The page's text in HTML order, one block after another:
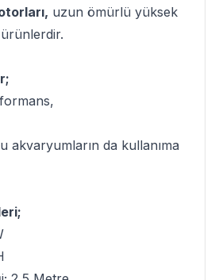
uzun ömürlü yüksek
akvaryumların da kullanıma